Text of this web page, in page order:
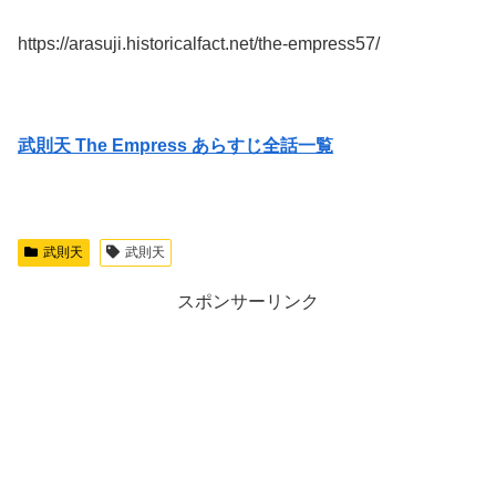
https://arasuji.historicalfact.net/the-empress57/
武則天 The Empress あらすじ全話一覧
武則天 武則天
スポンサーリンク